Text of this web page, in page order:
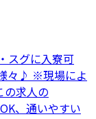
スグに入寮可
々♪ ※現場によ
の求人の
、通いやすい